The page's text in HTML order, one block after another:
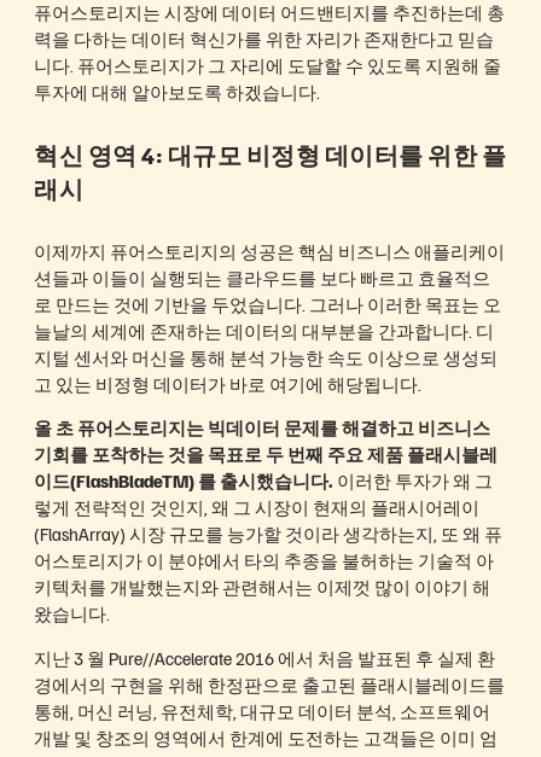
퓨어스토리지는 시장에 데이터 어드밴티지를 추진하는데 총
력을 다하는 데이터 혁신가를 위한 자리가 존재한다고 믿습
니다. 퓨어스토리지가 그 자리에 도달할 수 있도록 지원해 줄
투자에 대해 알아보도록 하겠습니다.
혁신 영역 4: 대규모 비정형 데이터를 위한 플
래시
이제까지 퓨어스토리지의 성공은 핵심 비즈니스 애플리케이
션들과 이들이 실행되는 클라우드를 보다 빠르고 효율적으
로 만드는 것에 기반을 두었습니다. 그러나 이러한 목표는 오
늘날의 세계에 존재하는 데이터의 대부분을 간과합니다. 디
지털 센서와 머신을 통해 분석 가능한 속도 이상으로 생성되
고 있는 비정형 데이터가 바로 여기에 해당됩니다.
올 초 퓨어스토리지는 빅데이터 문제를 해결하고 비즈니스
기회를 포착하는 것을 목표로 두 번째 주요 제품 플래시블레
이드(FlashBladeTM) 를 출시했습니다. 이러한 투자가 왜 그
렇게 전략적인 것인지, 왜 그 시장이 현재의 플래시어레이
(FlashArray) 시장 규모를 능가할 것이라 생각하는지, 또 왜 퓨
어스토리지가 이 분야에서 타의 추종을 불허하는 기술적 아
키텍처를 개발했는지와 관련해서는 이제껏 많이 이야기 해
왔습니다.
지난 3 월 Pure//Accelerate 2016 에서 처음 발표된 후 실제 환
경에서의 구현을 위해 한정판으로 출고된 플래시블레이드를
통해, 머신 러닝, 유전체학, 대규모 데이터 분석, 소프트웨어
개발 및 창조의 영역에서 한계에 도전하는 고객들은 이미 엄